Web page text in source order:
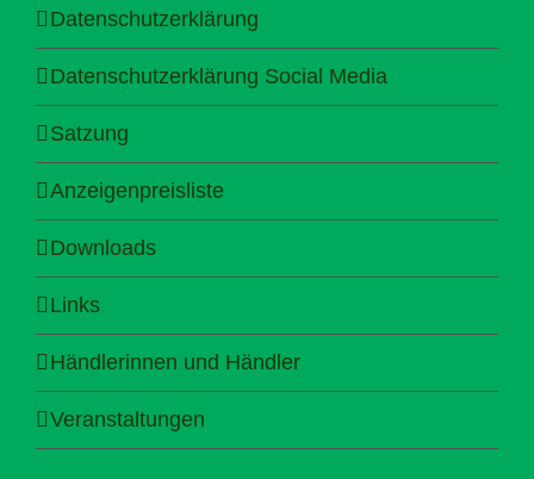
Datenschutzerklärung
Datenschutzerklärung Social Media
Satzung
Anzeigenpreisliste
Downloads
Links
Händlerinnen und Händler
Veranstaltungen